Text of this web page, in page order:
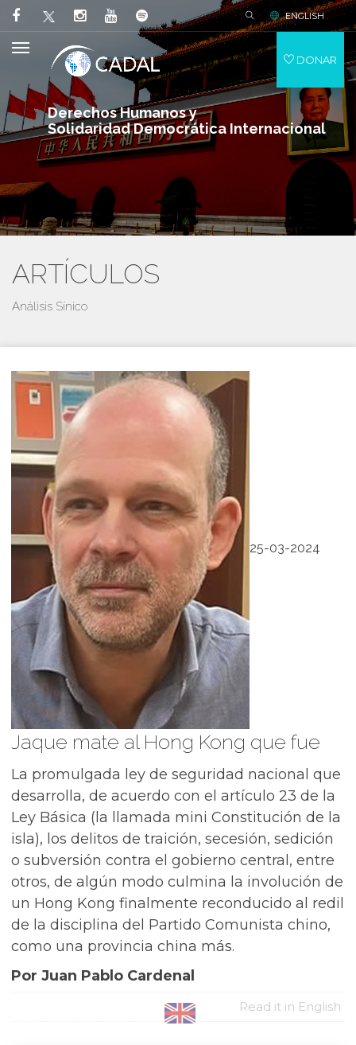
Derechos Humanos y
Solidaridad Democrática Internacional
ENGLISH
DONAR
ARTÍCULOS
Análisis Sínico
25-03-2024
Jaque mate al Hong Kong que fue
La promulgada ley de seguridad nacional que
desarrolla, de acuerdo con el artículo 23 de la
Ley Básica (la llamada mini Constitución de la
isla), los delitos de traición, secesión, sedición
o subversión contra el gobierno central, entre
otros, de algún modo culmina la involución de
un Hong Kong finalmente reconducido al redil
de la disciplina del Partido Comunista chino,
como una provincia china más.
Por Juan Pablo Cardenal
Read it in English